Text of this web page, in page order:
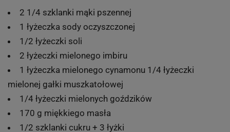
2 1/4 szklanki mąki pszennej
1 łyżeczka sody oczyszczonej
1/2 łyżeczki soli
2 łyżeczki mielonego imbiru
1 łyżeczka mielonego cynamonu 1/4 łyżeczki
mielonej gałki muszkatołowej
1/4 łyżeczki mielonych goździków
170 g miękkiego masła
1/2 szklanki cukru + 3 łyżki